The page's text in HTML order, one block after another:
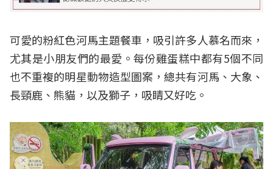
可愛的粉紅色河馬主題餐車，吸引許多人慕名而來，
尤其是小朋友們的最愛。每份雞蛋糕中都有5個不同
也不重複的明星動物造型圖案，總共有河馬、大象、
長頸鹿、熊貓，以及獅子，吸睛又好吃。